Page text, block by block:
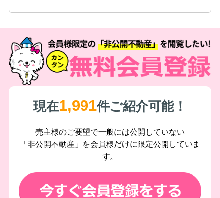
現在1,991件ご紹介可能！
売主様のご要望で一般には公開していない
「非公開不動産」を会員様だけに限定公開していま
す。